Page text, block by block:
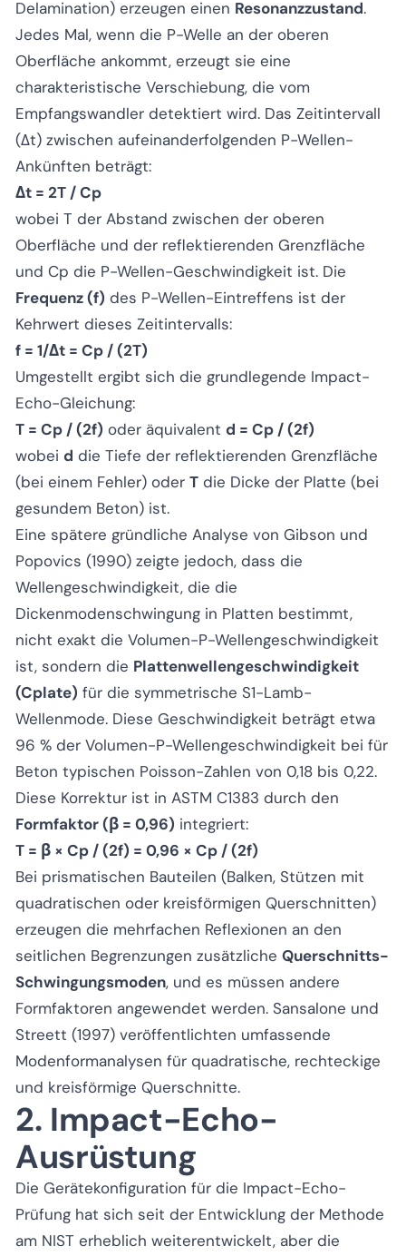
Delamination) erzeugen einen Resonanzzustand.
Jedes Mal, wenn die P-Welle an der oberen
Oberfläche ankommt, erzeugt sie eine
charakteristische Verschiebung, die vom
Empfangswandler detektiert wird. Das Zeitintervall
(Δt) zwischen aufeinanderfolgenden P-Wellen-
Ankünften beträgt:
Δt = 2T / Cp
wobei T der Abstand zwischen der oberen
Oberfläche und der reflektierenden Grenzfläche
und Cp die P-Wellen-Geschwindigkeit ist. Die
Frequenz (f) des P-Wellen-Eintreffens ist der
Kehrwert dieses Zeitintervalls:
f = 1/Δt = Cp / (2T)
Umgestellt ergibt sich die grundlegende Impact-
Echo-Gleichung:
T = Cp / (2f) oder äquivalent d = Cp / (2f)
wobei d die Tiefe der reflektierenden Grenzfläche
(bei einem Fehler) oder T die Dicke der Platte (bei
gesundem Beton) ist.
Eine spätere gründliche Analyse von Gibson und
Popovics (1990) zeigte jedoch, dass die
Wellengeschwindigkeit, die die
Dickenmodenschwingung in Platten bestimmt,
nicht exakt die Volumen-P-Wellengeschwindigkeit
ist, sondern die Plattenwellengeschwindigkeit
(Cplate) für die symmetrische S1-Lamb-
Wellenmode. Diese Geschwindigkeit beträgt etwa
96 % der Volumen-P-Wellengeschwindigkeit bei für
Beton typischen Poisson-Zahlen von 0,18 bis 0,22.
Diese Korrektur ist in ASTM C1383 durch den
Formfaktor (β = 0,96) integriert:
T = β × Cp / (2f) = 0,96 × Cp / (2f)
Bei prismatischen Bauteilen (Balken, Stützen mit
quadratischen oder kreisförmigen Querschnitten)
erzeugen die mehrfachen Reflexionen an den
seitlichen Begrenzungen zusätzliche Querschnitts-
Schwingungsmoden, und es müssen andere
Formfaktoren angewendet werden. Sansalone und
Streett (1997) veröffentlichten umfassende
Modenformanalysen für quadratische, rechteckige
und kreisförmige Querschnitte.
2. Impact-Echo-
Ausrüstung
Die Gerätekonfiguration für die Impact-Echo-
Prüfung hat sich seit der Entwicklung der Methode
am NIST erheblich weiterentwickelt, aber die